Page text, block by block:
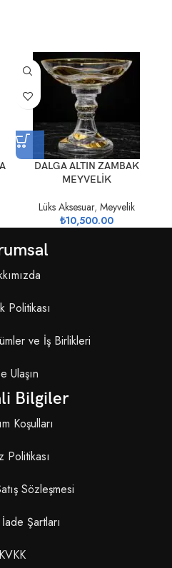
DALGA ALTIN ZAMBAK
MEYVELİK
Lüks Aksesuar, Meyvelik
₺10,500.00
Politikası
ve İş Birlikleri
Ulaşın
Bilgiler
Koşulları
Politikası
Sözleşmesi
Şartları
KVKK